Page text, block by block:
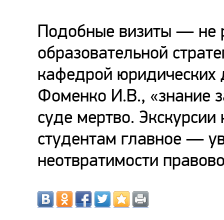
Подобные визиты — не
образовательной
кафедрой юридических
Фоменко И.В., «знание
суде мертво.
студентам главное —
неотвратимости